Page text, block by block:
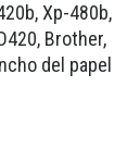
Xp-480b,
Brother,
del papel